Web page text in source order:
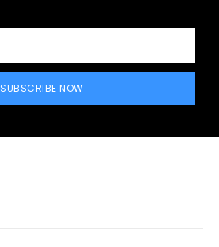
SUBSCRIBE NOW